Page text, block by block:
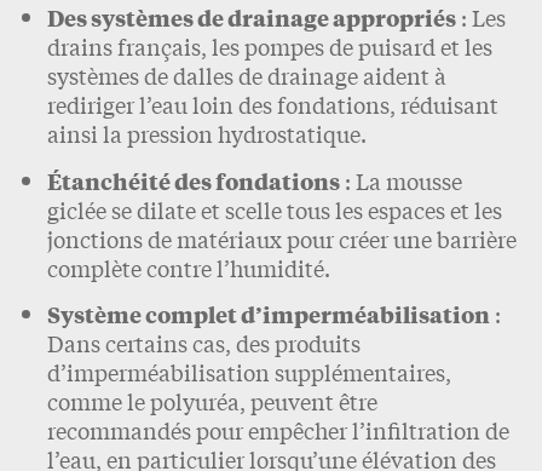
Des systèmes de drainage appropriés: Les
drains français, les pompes de puisard et les
systèmes de dalles de drainage aident à
rediriger l’eau loin des fondations, réduisant
ainsi la pression hydrostatique.
Étanchéité des fondations: La mousse
giclée se dilate et scelle tous les espaces et les
jonctions de matériaux pour créer une barrière
complète contre l’humidité.
Système complet d’imperméabilisation :
Dans certains cas, des produits
d’imperméabilisation supplémentaires,
comme le polyuréa, peuvent être
recommandés pour empêcher l’infiltration de
l’eau, en particulier lorsqu’une élévation des